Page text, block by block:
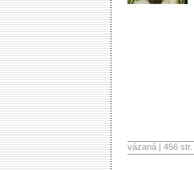
vázaná | 456 str.